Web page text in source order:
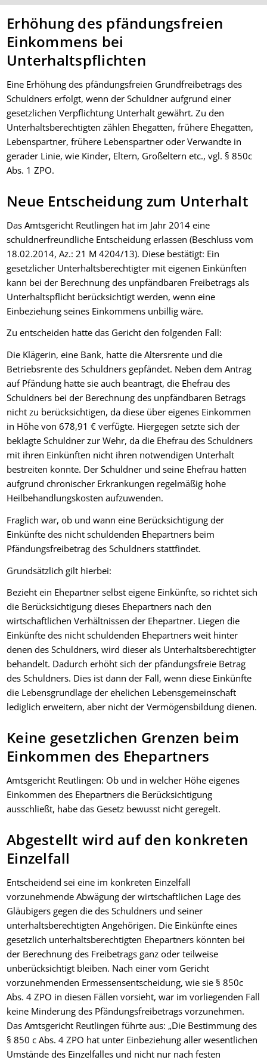
Erhöhung des pfändungsfreien
Einkommens bei
Unterhaltspflichten
Eine Erhöhung des pfändungsfreien Grundfreibetrags des
Schuldners erfolgt, wenn der Schuldner aufgrund einer
gesetzlichen Verpflichtung Unterhalt gewährt. Zu den
Unterhaltsberechtigten zählen Ehegatten, frühere Ehegatten,
Lebenspartner, frühere Lebenspartner oder Verwandte in
gerader Linie, wie Kinder, Eltern, Großeltern etc., vgl. § 850c
Abs. 1 ZPO.
Neue Entscheidung zum Unterhalt
Das Amtsgericht Reutlingen hat im Jahr 2014 eine
schuldnerfreundliche Entscheidung erlassen (Beschluss vom
18.02.2014, Az.: 21 M 4204/13). Diese bestätigt: Ein
gesetzlicher Unterhaltsberechtigter mit eigenen Einkünften
kann bei der Berechnung des unpfändbaren Freibetrags als
Unterhaltspflicht berücksichtigt werden, wenn eine
Einbeziehung seines Einkommens unbillig wäre.
Zu entscheiden hatte das Gericht den folgenden Fall:
Die Klägerin, eine Bank, hatte die Altersrente und die
Betriebsrente des Schuldners gepfändet. Neben dem Antrag
auf Pfändung hatte sie auch beantragt, die Ehefrau des
Schuldners bei der Berechnung des unpfändbaren Betrags
nicht zu berücksichtigen, da diese über eigenes Einkommen
in Höhe von 678,91 € verfügte. Hiergegen setzte sich der
beklagte Schuldner zur Wehr, da die Ehefrau des Schuldners
mit ihren Einkünften nicht ihren notwendigen Unterhalt
bestreiten konnte. Der Schuldner und seine Ehefrau hatten
aufgrund chronischer Erkrankungen regelmäßig hohe
Heilbehandlungskosten aufzuwenden.
Fraglich war, ob und wann eine Berücksichtigung der
Einkünfte des nicht schuldenden Ehepartners beim
Pfändungsfreibetrag des Schuldners stattfindet.
Grundsätzlich gilt hierbei:
Bezieht ein Ehepartner selbst eigene Einkünfte, so richtet sich
die Berücksichtigung dieses Ehepartners nach den
wirtschaftlichen Verhältnissen der Ehepartner. Liegen die
Einkünfte des nicht schuldenden Ehepartners weit hinter
denen des Schuldners, wird dieser als Unterhaltsberechtigter
behandelt. Dadurch erhöht sich der pfändungsfreie Betrag
des Schuldners. Dies ist dann der Fall, wenn diese Einkünfte
die Lebensgrundlage der ehelichen Lebensgemeinschaft
lediglich erweitern, aber nicht der Vermögensbildung dienen.
Keine gesetzlichen Grenzen beim
Einkommen des Ehepartners
Amtsgericht Reutlingen: Ob und in welcher Höhe eigenes
Einkommen des Ehepartners die Berücksichtigung
ausschließt, habe das Gesetz bewusst nicht geregelt.
Abgestellt wird auf den konkreten
Einzelfall
Entscheidend sei eine im konkreten Einzelfall
vorzunehmende Abwägung der wirtschaftlichen Lage des
Gläubigers gegen die des Schuldners und seiner
unterhaltsberechtigten Angehörigen. Die Einkünfte eines
gesetzlich unterhaltsberechtigten Ehepartners könnten bei
der Berechnung des Freibetrags ganz oder teilweise
unberücksichtigt bleiben. Nach einer vom Gericht
vorzunehmenden Ermessensentscheidung, wie sie § 850c
Abs. 4 ZPO in diesen Fällen vorsieht, war im vorliegenden Fall
keine Minderung des Pfändungsfreibetrags vorzunehmen.
Das Amtsgericht Reutlingen führte aus: „Die Bestimmung des
§ 850 c Abs. 4 ZPO hat unter Einbeziehung aller wesentlichen
Umstände des Einzelfalles und nicht nur nach festen